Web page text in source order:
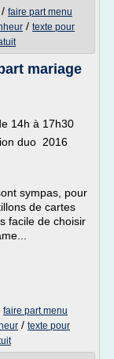
faire part menu
/ texte pour
mariage
14h à 17h30
duo 2016
sympas, pour
de cartes
facile de choisir
faire part menu
/ texte pour